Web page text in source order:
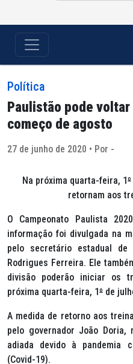
Política
Paulistão pode
começo de agosto
27 de junho de 2020 • Por -
Na próxima quarta-feira, 1º
retornam aos
O Campeonato Paulista
informação foi divulgada na
pelo secretário estadual
Rodrigues Ferreira. Ele
divisão poderão iniciar os
próxima quarta-feira, 1º de
A medida de retorno aos
pelo governador João
adiada devido à pandemia
(Covid-19).